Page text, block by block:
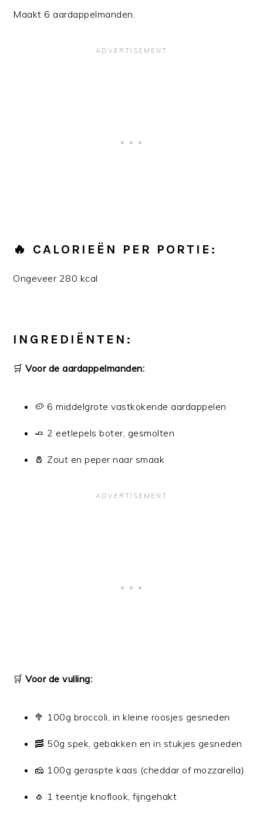
Maakt 6 aardappelmanden.
🔥 CALORIEËN PER PORTIE:
Ongeveer 280 kcal
INGREDIËNTEN:
🛒Voor de aardappelmanden:
🥔 6 middelgrote vastkokende aardappelen
🧈 2 eetlepels boter, gesmolten
🧂 Zout en peper naar smaak
🛒Voor de vulling:
🥦 100g broccoli, in kleine roosjes gesneden
🥓 50g spek, gebakken en in stukjes gesneden
🧀 100g geraspte kaas (cheddar of mozzarella)
🧄 1 teentje knoflook, fijngehakt